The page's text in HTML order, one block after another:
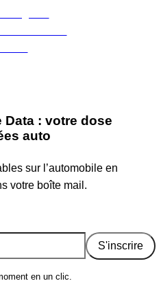
Data : votre dose
auto
sur l’automobile en
votre boîte mail.
S'inscrire
en un clic.